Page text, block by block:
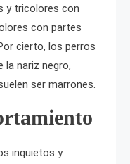
y tricolores con
con partes
cierto, los perros
la nariz negro,
ser marrones.
inquietos y